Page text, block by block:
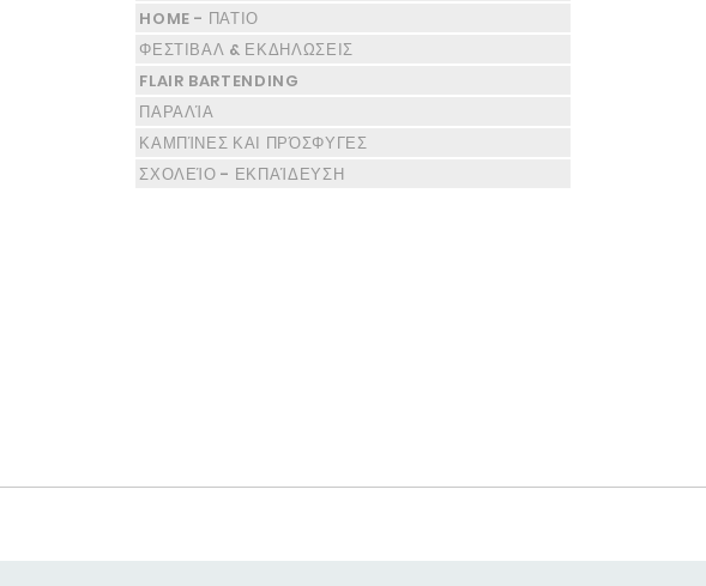
HOME - ΠΑΤΙΟ
ΦΕΣΤΙΒΑΛ & ΕΚΔΗΛΩΣΕΙΣ
FLAIR BARTENDING
ΠΑΡΑΛΊΑ
ΚΑΜΠΊΝΕΣ ΚΑΙ ΠΡΌΣΦΥΓΕΣ
ΣΧΟΛΕΊΟ - ΕΚΠΑΊΔΕΥΣΗ